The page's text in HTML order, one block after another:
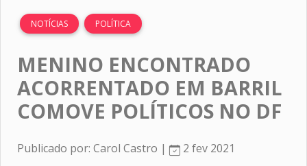
NOTÍCIAS POLÍTICA
MENINO ENCONTRADO
ACORRENTADO EM BARRIL
COMOVE POLÍTICOS NO DF
Publicado por: Carol Castro | 2 fev 2021